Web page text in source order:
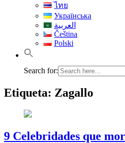
ไทย
Українська
العربية
Čeština
Polski
Search for:
Etiqueta: Zagallo
9 Celebridades que